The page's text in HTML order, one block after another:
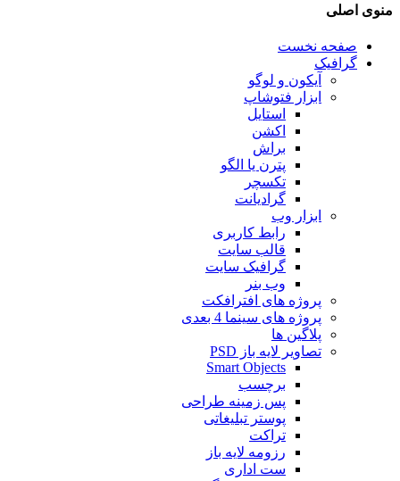
منوی اصلی
صفحه نخست
گرافیک
آیکون و لوگو
ابزار فتوشاپ
استایل
اکشن
براش
پترن یا الگو
تکسچر
گرادیانت
ابزار وب
رابط کاربری
قالب سایت
گرافیک سایت
وب بنر
پروژه های افترافکت
پروژه های سینما 4 بعدی
پلاگین ها
تصاویر لایه باز PSD
Smart Objects
برچسب
پس زمینه طراحی
پوستر تبلیغاتی
تراکت
رزومه لایه باز
ست اداری